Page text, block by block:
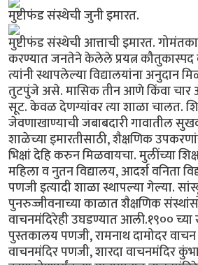
मुष्टीफंड संस्थेची जुनी इमारत.
मुष्टीफंड संस्थेची आत्ताची इमारत.
करण्यात जनतेने केलेले प्रयत्न
त्यांनी स्थापलेल्या विद्यालयांना अनुदान
तुटपुंजे असे. मासिक तीन आणे किंवा चार
सूट. केवळ देणग्यांवर त्या शाळा चालत.
जेवणाखाण्याची जबाबदारी गावातील
शाळेच्या इमारतीसाठी, शैक्षणिक
भिक्षां देहि करुन मिळवायचा. मुलींच्या
महिला व नुतन विद्यालय, आदर्श वनिता
पणजी इत्यादी शाळा स्थापल्या गेल्या.
पुनरुज्जीवनाच्या काळात शैक्षणिक
वाचनमंदिरेही उघडण्यात आली.१९०० च्या
पुस्तकालय पणजी, रामनाथ दामोदर
वाचनमंदिर पणजी, शारदा वाचनमंदिर